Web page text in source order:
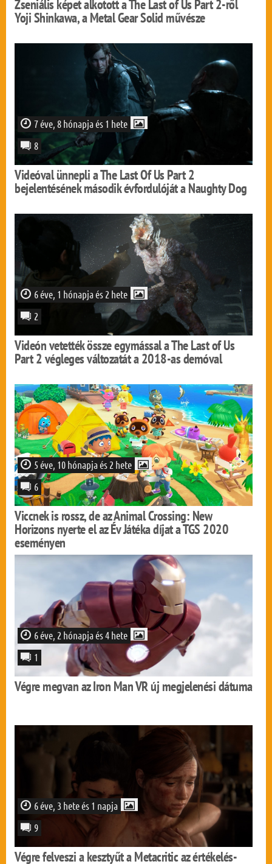
Zseniális képet alkotott a The Last of Us Part 2-ről
Yoji Shinkawa, a Metal Gear Solid művésze
7 éve, 8 hónapja és 1 hete
8
Videóval ünnepli a The Last Of Us Part 2
bejelentésének második évfordulóját a Naughty Dog
6 éve, 1 hónapja és 2 hete
2
Videón vetették össze egymással a The Last of Us
Part 2 végleges változatát a 2018-as demóval
5 éve, 10 hónapja és 2 hete
6
Viccnek is rossz, de az Animal Crossing: New
Horizons nyerte el az Év Játéka díjat a TGS 2020
eseményen
6 éve, 2 hónapja és 4 hete
1
Végre megvan az Iron Man VR új megjelenési dátuma
6 éve, 3 hete és 1 napja
9
Végre felveszi a kesztyűt a Metacritic az értékelés-